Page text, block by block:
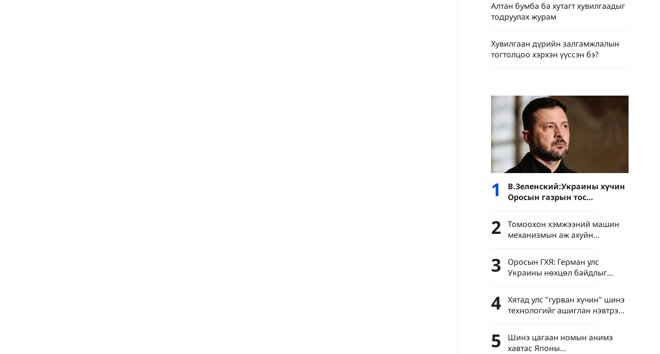
Алтан бумба ба хутагт хувилгаадыг
тодруулах журам
Хувилгаан дүрийн залгамжлалын
тогтолцоо хэрхэн үүссэн бэ?
1
В.Зеленский:Украины хүчин
Оросын газрын тос
боловсруулах үйлдвэрүүд
болон Хар тэнгисийн хөлөг
онгоцнуудад цохилт өгчээ
2
Томоохон хэмжээний машин
механизмын аж ахуйн
нэгжүүдийн нэмүү өртөг 6.4
хувиар өсөв
3
Оросын ГХЯ: Герман улс
Украины нөхцөл байдлыг
хурцатгаж байна
4
Хятад улс "гурван хүчин" шинэ
технологийг ашиглан нэвтрэн
тархахаас сэргийлэхийг
уриалав
5
Шинэ цагаан номын анимэ
хавтас Японы